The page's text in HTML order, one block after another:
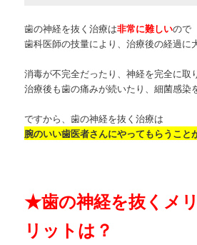
歯の神経を抜く治療は非常に難しいので
歯科医師の技量により、治療後の経過に
消毒が不完全だったり、神経を完全に取
治療後も歯の痛みが続いたり、細菌感染
ですから、歯の神経を抜く治療は
腕のいい歯医者さんにやってもらうこと
★歯の神経を抜くメ
リットは？